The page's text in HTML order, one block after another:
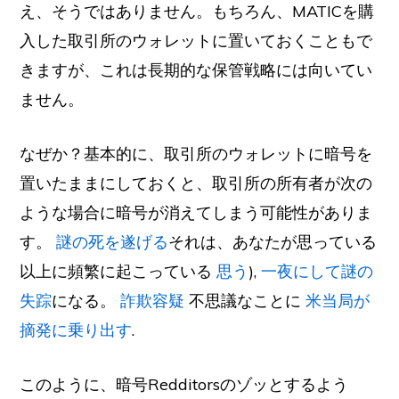
え、そうではありません。もちろん、MATICを購
入した取引所のウォレットに置いておくこともで
きますが、これは長期的な保管戦略には向いてい
ません。
なぜか？基本的に、取引所のウォレットに暗号を
置いたままにしておくと、取引所の所有者が次の
ような場合に暗号が消えてしまう可能性がありま
す。謎の死を遂げるそれは、あなたが思っている
以上に頻繁に起こっている思う ),一夜にして謎の
失踪になる。詐欺容疑 不思議なことに米当局が
摘発に乗り出す.
このように、暗号Redditorsのゾッとするよう